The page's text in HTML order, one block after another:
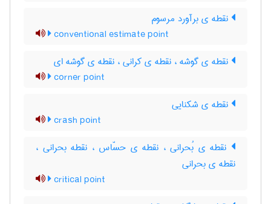
نقطه ی برآورد مرسوم
conventional estimate point
نقطه ی گوشه ، نقطه ی کرانی ، نقطه ی گوشه ای
corner point
نقطه ی شکنایی
crash point
نقطه ی بُحرانی ، نقطه ی حسّاس ، نقطه بحرانی ،
نقطه ی بحرانی
critical point